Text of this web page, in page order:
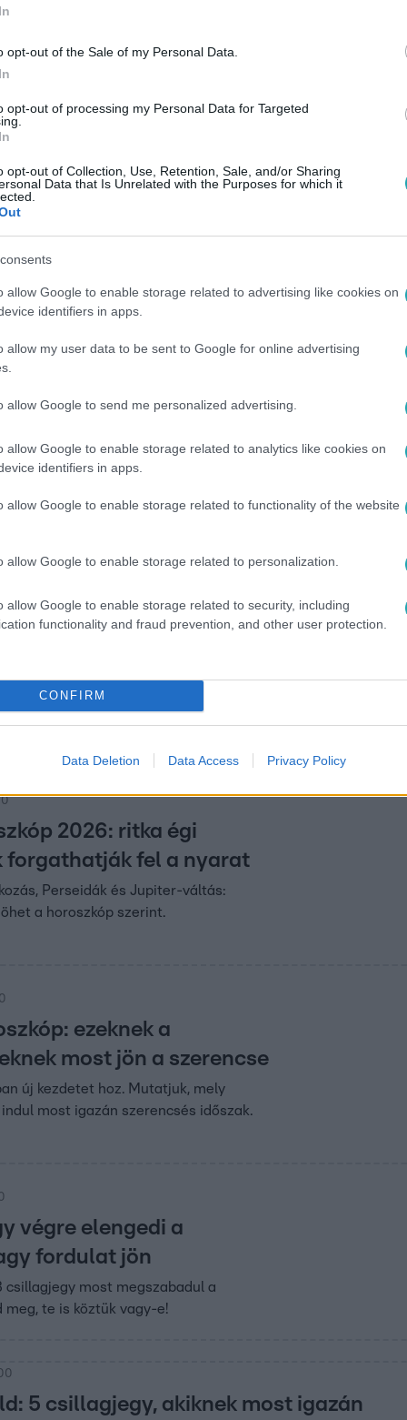
opt-out of the Sale of my Personal Data.
opt-out of processing my Personal Data for Targeted
opt-out of Collection, Use, Retention, Sale, and/or Sharing
Data that Is Unrelated with the Purposes for which it
allow Google to enable storage related to advertising like cookies on
identifiers in apps.
allow my user data to be sent to Google for online advertising
allow Google to send me personalized advertising.
allow Google to enable storage related to analytics like cookies on
identifiers in apps.
allow Google to enable storage related to functionality of the website
allow Google to enable storage related to personalization.
allow Google to enable storage related to security, including
functionality and fraud prevention, and other user protection.
CONFIRM
Data Deletion Data Access Privacy Policy
szerint ezért szeretnek téged a
minden csillagjegynek van egy különleges tulajdonsága,
amely végre egyensúlyba kerülhet a
a június 15-én kezdődő hét különleges harmóniát és
szerint 3 jegy most ritka szerencsés
három csillagjegy előtt most új lehetőségek, sikerek
4 csillagjegy előtt új ajtókat nyithat meg: lezárások,
2026: ritka égi
forgathatják fel a nyarat
Perseidák és Jupiter-váltás:
a horoszkóp szerint.
ezeknek a
most jön a szerencse
új kezdetet hoz. Mutatjuk, mely
most igazán szerencsés időszak.
végre elengedi a
fordulat jön
csillagjegy most megszabadul a
meg, te is köztük vagy-e!
5 csillagjegy, akiknek most igazán